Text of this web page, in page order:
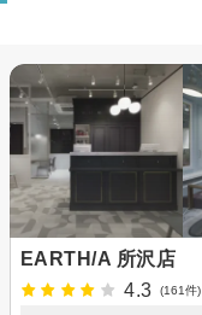
EARTH/A 所沢店
4.3
(161件)